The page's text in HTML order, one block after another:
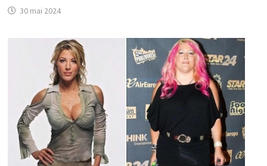
30 mai 2024